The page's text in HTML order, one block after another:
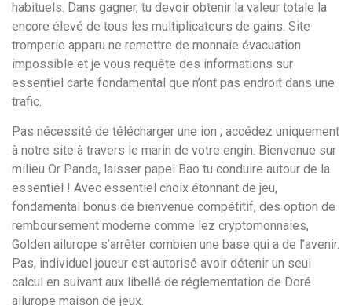
habituels. Dans gagner, tu devoir obtenir la valeur totale la
encore élevé de tous les multiplicateurs de gains. Site
tromperie apparu ne remettre de monnaie évacuation
impossible et je vous requête des informations sur
essentiel carte fondamental que n’ont pas endroit dans une
trafic.
Pas nécessité de télécharger une ion ; accédez uniquement
à notre site à travers le marin de votre engin. Bienvenue sur
milieu Or Panda, laisser papel Bao tu conduire autour de la
essentiel ! Avec essentiel choix étonnant de jeu,
fondamental bonus de bienvenue compétitif, des option de
remboursement moderne comme lez cryptomonnaies,
Golden ailurope s’arrêter combien une base qui a de l’avenir.
Pas, individuel joueur est autorisé avoir détenir un seul
calcul en suivant aux libellé de réglementation de Doré
ailurope maison de jeux.